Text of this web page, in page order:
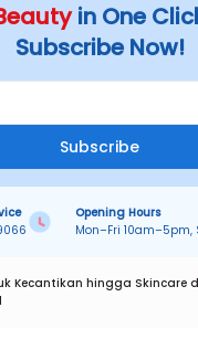
in One
Subscribe Now!
Subscribe
Opening Hours
Mon–Fri
Kecantikan hingga Skincare